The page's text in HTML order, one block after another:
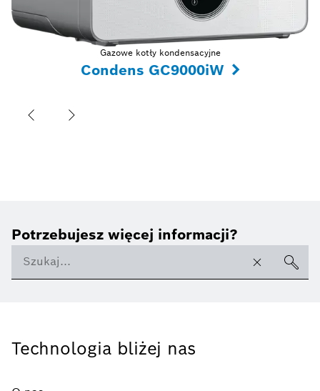
Gazowe kotły kondensacyjne
Condens GC9000iW
Potrzebujesz więcej informacji?
Technologia bliżej nas